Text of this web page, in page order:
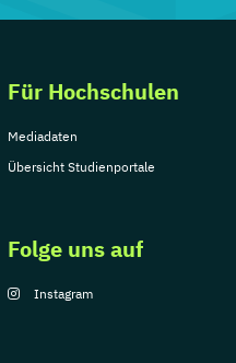
Für Hochschulen
Mediadaten
Übersicht Studienportale
Folge uns auf
Instagram